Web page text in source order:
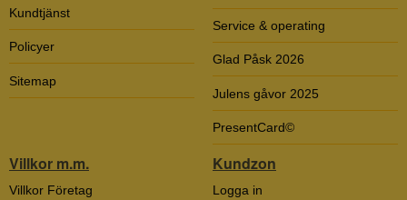
Kundtjänst
Policyer
Sitemap
Service & operating
Glad Påsk 2026
Julens gåvor 2025
PresentCard©
Villkor m.m.
Villkor Företag
Kundzon
Logga in